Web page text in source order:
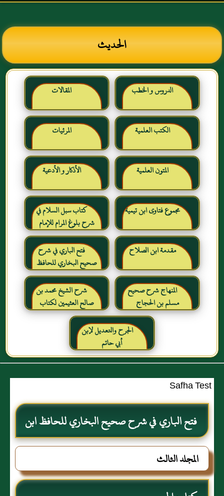
الحديث
الدروس و الخطب المقالات
الكتب العلمية المرئيات
المتون العلمية الأذكار و الأدعية
مجموع فتاوى ابن تيمية
كتاب سبل السلام في
شرح بلوغ المرام للإمام
الصنعاني رحمه الله
مقدمة ابن الصلاح
فتح الباري في شرح
صحيح البخاري للحافظ
ابن حجر العسقلاني
المنهاج شرح صحيح
مسلم بن الحجاج
شرح الشيخ محمد بن
صالح العثيمين لكتاب
رياض الصالحين للإمام
النووي رحمهم الله تعالىالجرح والتعديل لإبن
أبي حاتم
Safha Test
فتح الباري في شرح صحيح البخاري للحافظ ابن
حجر العسقلاني
المجلد الثالث